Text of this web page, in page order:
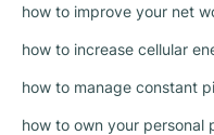
how to improve your net
how to increase cellular
how to manage constant
how to own your personal